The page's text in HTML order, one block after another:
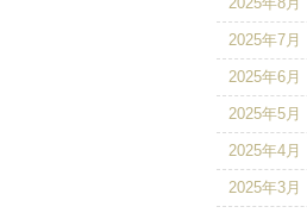
2025年7月
2025年6月
2025年5月
2025年4月
2025年3月